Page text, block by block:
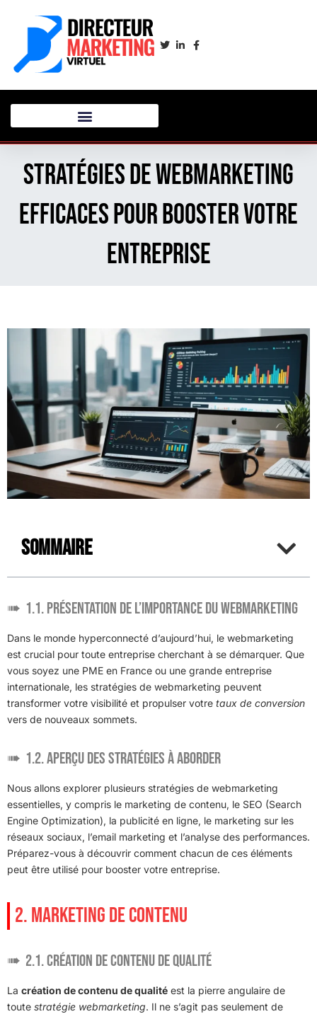
Stratégies de Webmarketing
Efficaces pour Booster Votre
Entreprise
Sommaire
1.1. Présentation de l’importance du webmarketing
Dans le monde hyperconnecté d’aujourd’hui, le webmarketing
est crucial pour toute entreprise cherchant à se démarquer. Que
vous soyez une PME en France ou une grande entreprise
internationale, les stratégies de webmarketing peuvent
transformer votre visibilité et propulser votre taux de conversion
vers de nouveaux sommets.
1.2. Aperçu des stratégies à aborder
Nous allons explorer plusieurs stratégies de webmarketing
essentielles, y compris le marketing de contenu, le SEO (Search
Engine Optimization), la publicité en ligne, le marketing sur les
réseaux sociaux, l’email marketing et l’analyse des performances.
Préparez-vous à découvrir comment chacun de ces éléments
peut être utilisé pour booster votre entreprise.
2. MARKETING DE CONTENU
2.1. Création de contenu de qualité
La création de contenu de qualité est la pierre angulaire de
toute stratégie webmarketing. Il ne s’agit pas seulement de